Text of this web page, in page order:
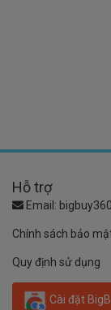
Hỗ trợ
Email:
Chính sách bảo
Quy định sử dụng
Cài đặt